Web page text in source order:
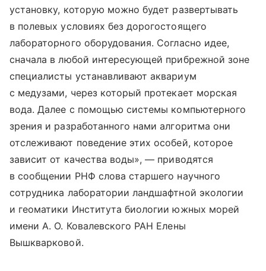
установку, которую можно будет развертывать
в полевых условиях без дорогостоящего
лабораторного оборудования. Согласно идее,
сначала в любой интересующей прибрежной зоне
специалисты устанавливают аквариум
с медузами, через который протекает морская
вода. Далее с помощью системы компьютерного
зрения и разработанного нами алгоритма они
отслеживают поведение этих особей, которое
зависит от качества воды», — приводятся
в сообщении РНФ слова старшего научного
сотрудника лаборатории ландшафтной экологии
и геоматики Института биологии южных морей
имени А. О. Ковалевского РАН Елены
Вышкварковой.